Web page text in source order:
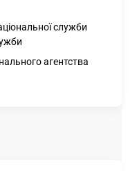
служби
агентства